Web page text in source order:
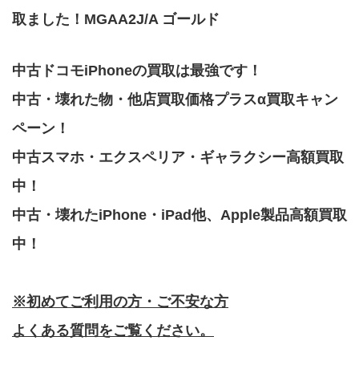
取ました！MGAA2J/A ゴールド
中古ドコモiPhoneの買取は最強です！
中古・壊れた物・他店買取価格プラスα買取キャン
ペーン！
中古スマホ・エクスペリア・ギャラクシー高額買取
中！
中古・壊れたiPhone・iPad他、Apple製品高額買取
中！
※初めてご利用の方・ご不安な方
よくある質問をご覧ください。